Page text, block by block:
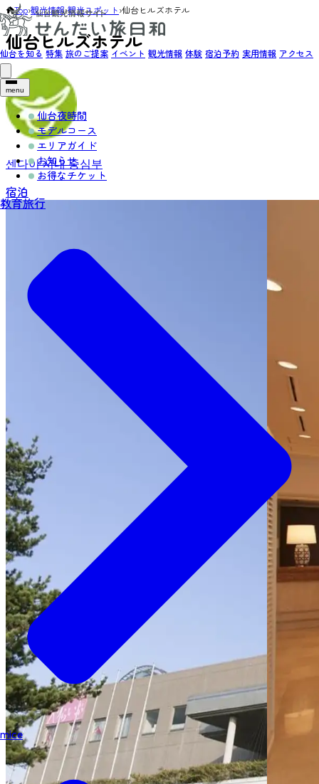
仙台を知る 特集 旅のご提案 イベント 観光情報 体験 宿泊予約 実用情報 アクセス
menu
仙台夜時間
モデルコース
エリアガイド
お知らせ
お得なチケット
教育旅行
mice
Top›観光情報›観光スポット›仙台ヒルズホテル
仙台ヒルズホテル
센다이 시내 중심부
宿泊